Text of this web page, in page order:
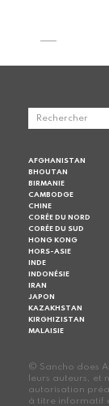
AFGHANISTAN
BHOUTAN
BIRMANIE
CAMBODGE
CHINE
CORÉE DU NORD
CORÉE DU SUD
HONG KONG
HORS-ASIE
INDE
INDONÉSIE
IRAN
JAPON
KAZAKHSTAN
KIRGHIZISTAN
MALAISIE
© Sancho does
leurs auteurs, et
autorisation
à titre informatif